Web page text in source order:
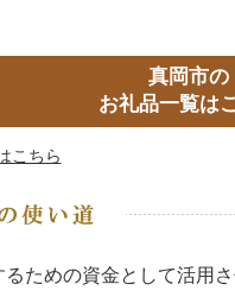
真岡市の
お礼品一覧は
こちら
ための資金として活用